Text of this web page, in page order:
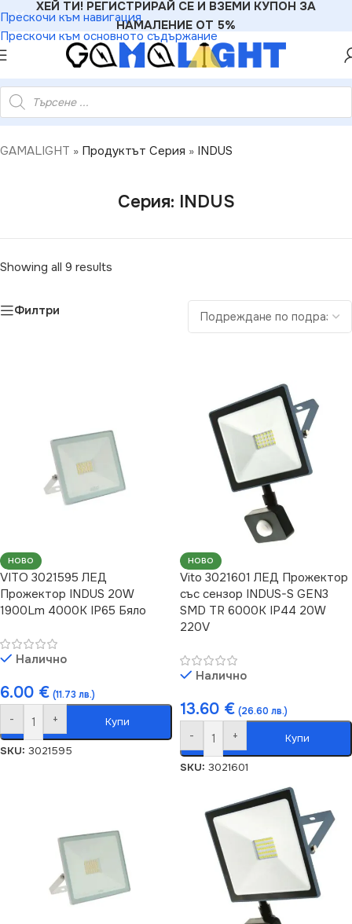
Прескочи към навигация
Прескочи към основното съдържание
ХЕЙ ТИ! РЕГИСТРИРАЙ СЕ И ВЗЕМИ КУПОН ЗА
НАМАЛЕНИЕ ОТ 5%
GAMALIGHT » Продуктът Серия » INDUS
Серия: INDUS
Showing all 9 results
Филтри
НОВО
VITO 3021595 ЛЕД
Прожектор INDUS 20W
1900Lm 4000K IP65 Бяло
Налично
6.00 € (11.73 лв.)
- + Купи
SKU: 3021595
НОВО
Vito 3021601 ЛЕД Прожектор
със сензор INDUS-S GEN3
SMD TR 6000K IP44 20W
220V
Налично
13.60 € (26.60 лв.)
- + Купи
SKU: 3021601